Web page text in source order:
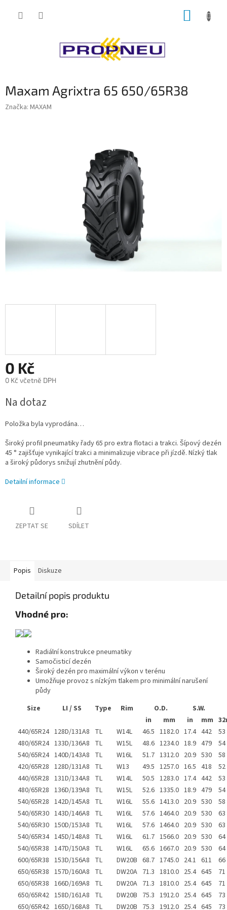
Maxam Agrixtra 65 650/65R38
Značka: MAXAM
0 Kč
0 Kč včetně DPH
cena:
Na dotaz
Položka byla vyprodána…
Široký profil pneumatiky řady 65 pro extra flotaci a trakci. Šípový dezén
45 ° zajišťuje vynikající trakci a minimalizuje vibrace při jízdě. Nízký tlak
a široký půdorys snižují zhutnění půdy.
Detailní informace
ZEPTAT SE SDÍLET
Popis Diskuze
Detailní popis produktu
Vhodné pro:
Radiální konstrukce pneumatiky
Samočisticí dezén
Široký dezén pro maximální výkon v terénu
Umožňuje provoz s nízkým tlakem pro minimální narušení
půdy
Size
LI / SS Type Rim O.D.
S.W.
in
mm in mm
440/65R24 128D/131A8 TL W14L 46.5 1182.0 17.4 442
53
480/65R24 133D/136A8 TL W15L 48.6 1234.0 18.9 479
54
540/65R24 140D/143A8 TL W16L 51.7 1312.0 20.9 530
58
420/65R28 128D/131A8 TL W13 49.5 1257.0 16.5 418
52
440/65R28 131D/134A8 TL W14L 50.5 1283.0 17.4 442
53
480/65R28 136D/139A8 TL W15L 52.6 1335.0 18.9 479
54
540/65R28 142D/145A8 TL W16L 55.6 1413.0 20.9 530
58
540/65R30 143D/146A8 TL W16L 57.6 1464.0 20.9 530
63
540/65R30 150D/153A8 TL W16L 57.6 1464.0 20.9 530
63
540/65R34 145D/148A8 TL W16L 61.7 1566.0 20.9 530
64
540/65R38 147D/150A8 TL W16L 65.6 1667.0 20.9 530
64
600/65R38 153D/156A8 TL DW20B 68.7 1745.0 24.1 611
66
650/65R38 157D/160A8 TL DW20A 71.3 1810.0 25.4 645
71
650/65R38 166D/169A8 TL DW20A 71.3 1810.0 25.4 645
71
650/65R42 158D/161A8 TL DW20B 75.3 1912.0 25.4 645
73
650/65R42 165D/168A8 TL DW20B 75.3 1912.0 25.4 645 73